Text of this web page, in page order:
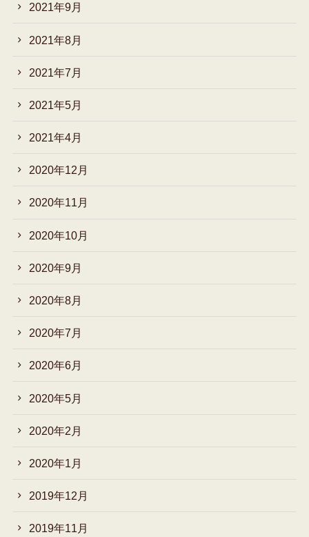
2021年9月
2021年8月
2021年7月
2021年5月
2021年4月
2020年12月
2020年11月
2020年10月
2020年9月
2020年8月
2020年7月
2020年6月
2020年5月
2020年2月
2020年1月
2019年12月
2019年11月